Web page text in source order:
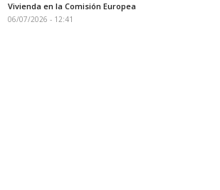
Vivienda en la Comisión Europea
06/07/2026 - 12:41